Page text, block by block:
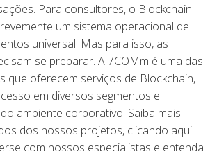
Para consultores, o Blockchain
um sistema operacional de
universal. Mas para isso, as
se preparar. A 7COMm é uma das
que oferecem serviços de Blockchain,
em diversos segmentos e
ambiente corporativo. Saiba mais
dos nossos projetos, clicando aqui.
com nossos especialistas e entenda